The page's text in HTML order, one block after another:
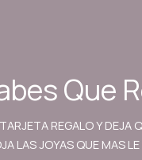
Que
REGALO Y DEJA
LAS JOYAS QUE MAS